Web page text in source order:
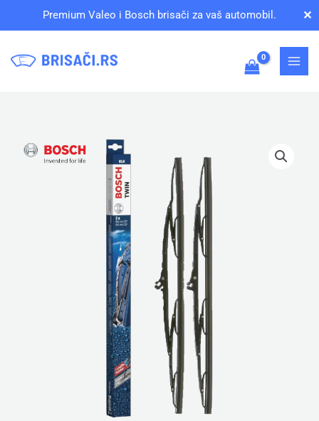
Premium Valeo i Bosch brisači za vaš automobil. ✕